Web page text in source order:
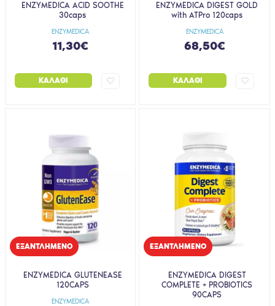
ENZYMEDICA
ENZYMEDICA ACID SOOTHE
30caps
11,30€
ΚΑΛΆΘΙ
ENZYMEDICA
ENZYMEDICA DIGEST GOLD
with ATPro 120caps
68,50€
ΚΑΛΆΘΙ
EΞΑΝΤΛΗΜΈΝΟ
ENZYMEDICA
ENZYMEDICA GLUTENEASE
120CAPS
EΞΑΝΤΛΗΜΈΝΟ
ENZYMEDICA DIGEST
COMPLETE + PROBIOTICS
90CAPS